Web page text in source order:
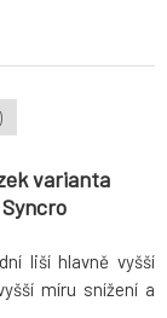
varianta
liší hlavně vyšší
míru snížení a